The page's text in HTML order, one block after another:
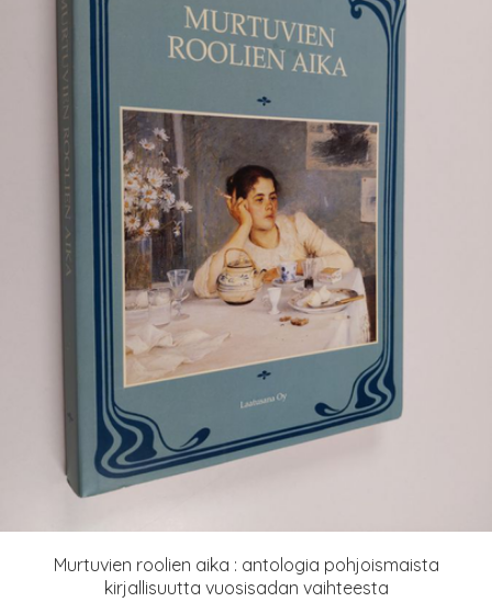
Murtuvien roolien aika : antologia pohjoismaista
kirjallisuutta vuosisadan vaihteesta